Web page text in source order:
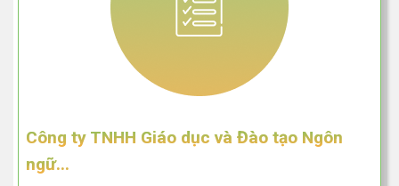
Công ty TNHH Giáo dục và Đào tạo Ngôn
ngữ...